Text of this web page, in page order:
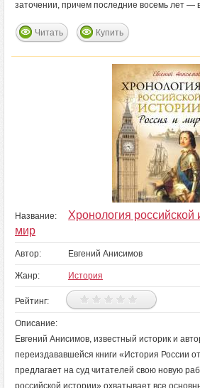
заточении, причем последние восемь лет —
Читать Купить
Название:
Хронология российской
мир
Автор: Евгений Анисимов
Жанр: История
Рейтинг:
Описание:
Евгений Анисимов, известный историк и
переиздававшейся книги «История России
предлагает на суд читателей свою новую
российской истории» охватывает все